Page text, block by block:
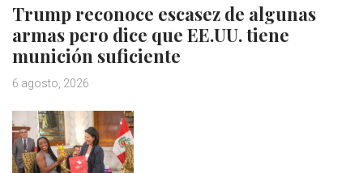
Trump reconoce escasez de algunas
armas pero dice que EE.UU. tiene
munición suficiente
6 agosto, 2026